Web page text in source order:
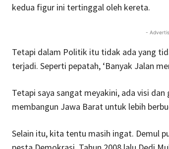
kedua figur ini tertinggal oleh kereta.
-
Tetapi dalam Politik itu tidak ada yang
terjadi. Seperti pepatah, ‘Banyak Jalan
Tetapi saya sangat meyakini, ada visi
membangun Jawa Barat untuk lebih
Selain itu, kita tentu masih ingat. Demul